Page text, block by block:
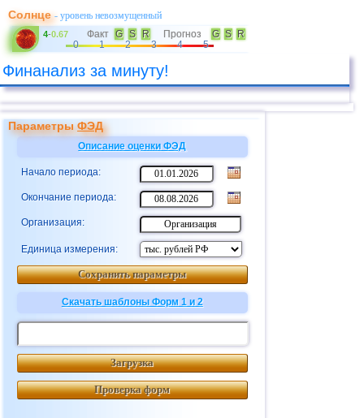
Солнце- уровень невозмущенный
4-0.67 Факт G S R Прогноз G S
R
0
1 2 3 4 5
Финанализ за минуту!
ПараметрыФЭД
Описание оценкиФЭД
Начало периода:
Окончание периода:
Организация:
Единица измерения:
Сохранить параметры
Скачать шаблоны Форм 1 и 2
Загрузка
Проверка форм